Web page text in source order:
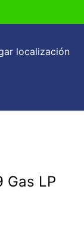
localización
Gas LP